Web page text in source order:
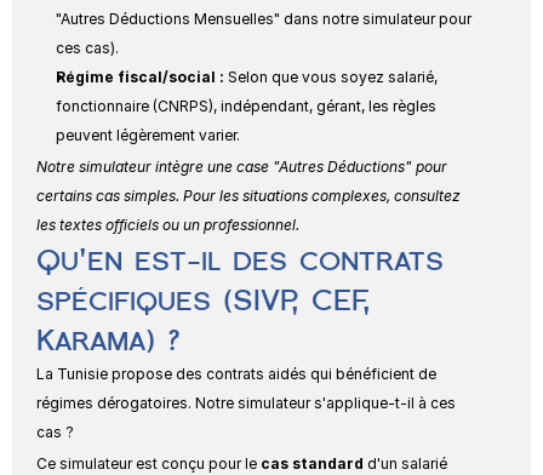
"Autres Déductions Mensuelles" dans notre simulateur pour
ces cas).
Régime fiscal/social : Selon que vous soyez salarié,
fonctionnaire (CNRPS), indépendant, gérant, les règles
peuvent légèrement varier.
Notre simulateur intègre une case "Autres Déductions" pour
certains cas simples. Pour les situations complexes, consultez
les textes officiels ou un professionnel.
Qu'en est-il des contrats
spécifiques (SIVP, CEF,
Karama) ?
La Tunisie propose des contrats aidés qui bénéficient de
régimes dérogatoires. Notre simulateur s'applique-t-il à ces
cas ?
Ce simulateur est conçu pour le cas standard d'un salarié